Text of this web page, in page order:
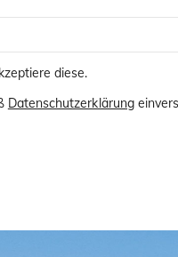
diese.
Datenschutzerklärung